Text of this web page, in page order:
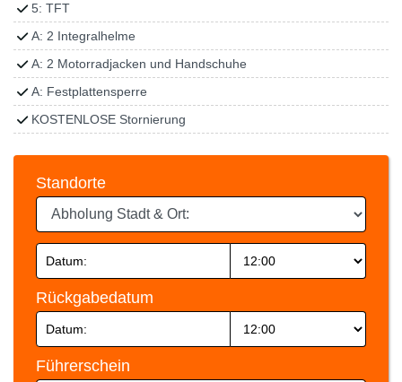
5: TFT
A: 2 Integralhelme
A: 2 Motorradjacken und Handschuhe
A: Festplattensperre
KOSTENLOSE Stornierung
Standorte
Rückgabedatum
Führerschein